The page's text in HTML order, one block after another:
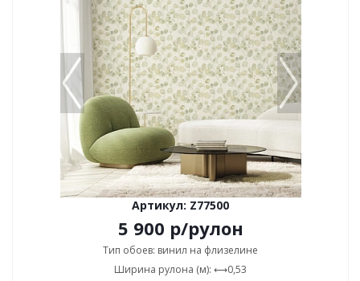
Артикул: Z77500
5 900 р/рулон
Тип обоев: винил на флизелине
Ширина рулона (м): ⟷0,53